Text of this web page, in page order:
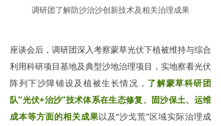
调研团了解防沙治沙创新技术及相关治理成果
座谈会后，调研团深入考察蒙草光伏下植被维持与综合
利用科研项目基地及典型沙地治理项目，实地察看光伏
阵列下沙障铺设及植被生长情况， 了解蒙草科研团
队“光伏+治沙”技术体系在生态修复、固沙保土、运维
成本等方面的相关成果以及“沙戈荒”区域实际治理成